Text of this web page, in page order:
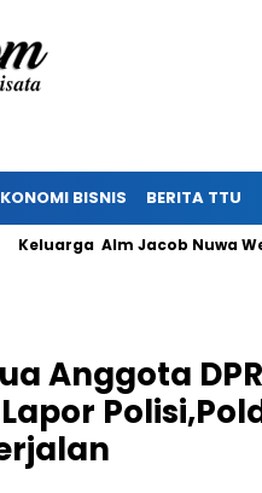
BISNIS BERITA TTU
Alm Jacob Nuwa Wea
Anggota